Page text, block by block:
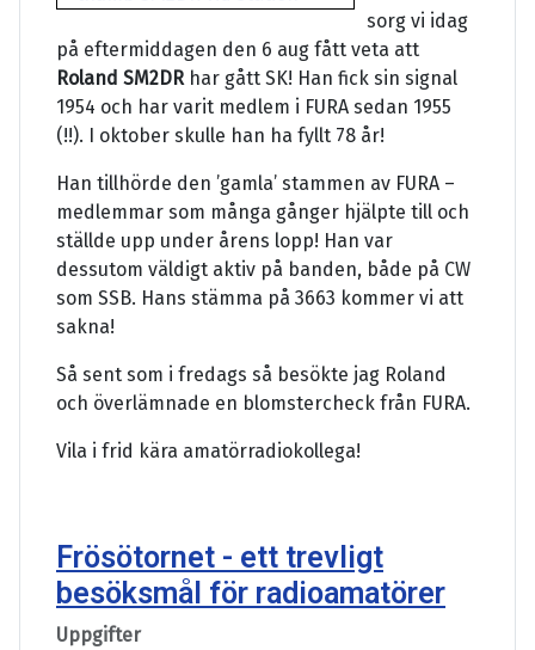
sorg vi idag
på eftermiddagen den 6 aug fått veta att
Roland SM2DRhar gått SK! Han fick sin signal
1954 och har varit medlem i FURA sedan 1955
(!!). I oktober skulle han ha fyllt 78 år!
Han tillhörde den ’gamla’ stammen av FURA –
medlemmar som många gånger hjälpte till och
ställde upp under årens lopp! Han var
dessutom väldigt aktiv på banden, både på CW
som SSB. Hans stämma på 3663 kommer vi att
sakna!
Så sent som i fredags så besökte jag Roland
och överlämnade en blomstercheck från FURA.
Vila i frid kära amatörradiokollega!
Frösötornet - ett trevligt
besöksmål för radioamatörer
Uppgifter